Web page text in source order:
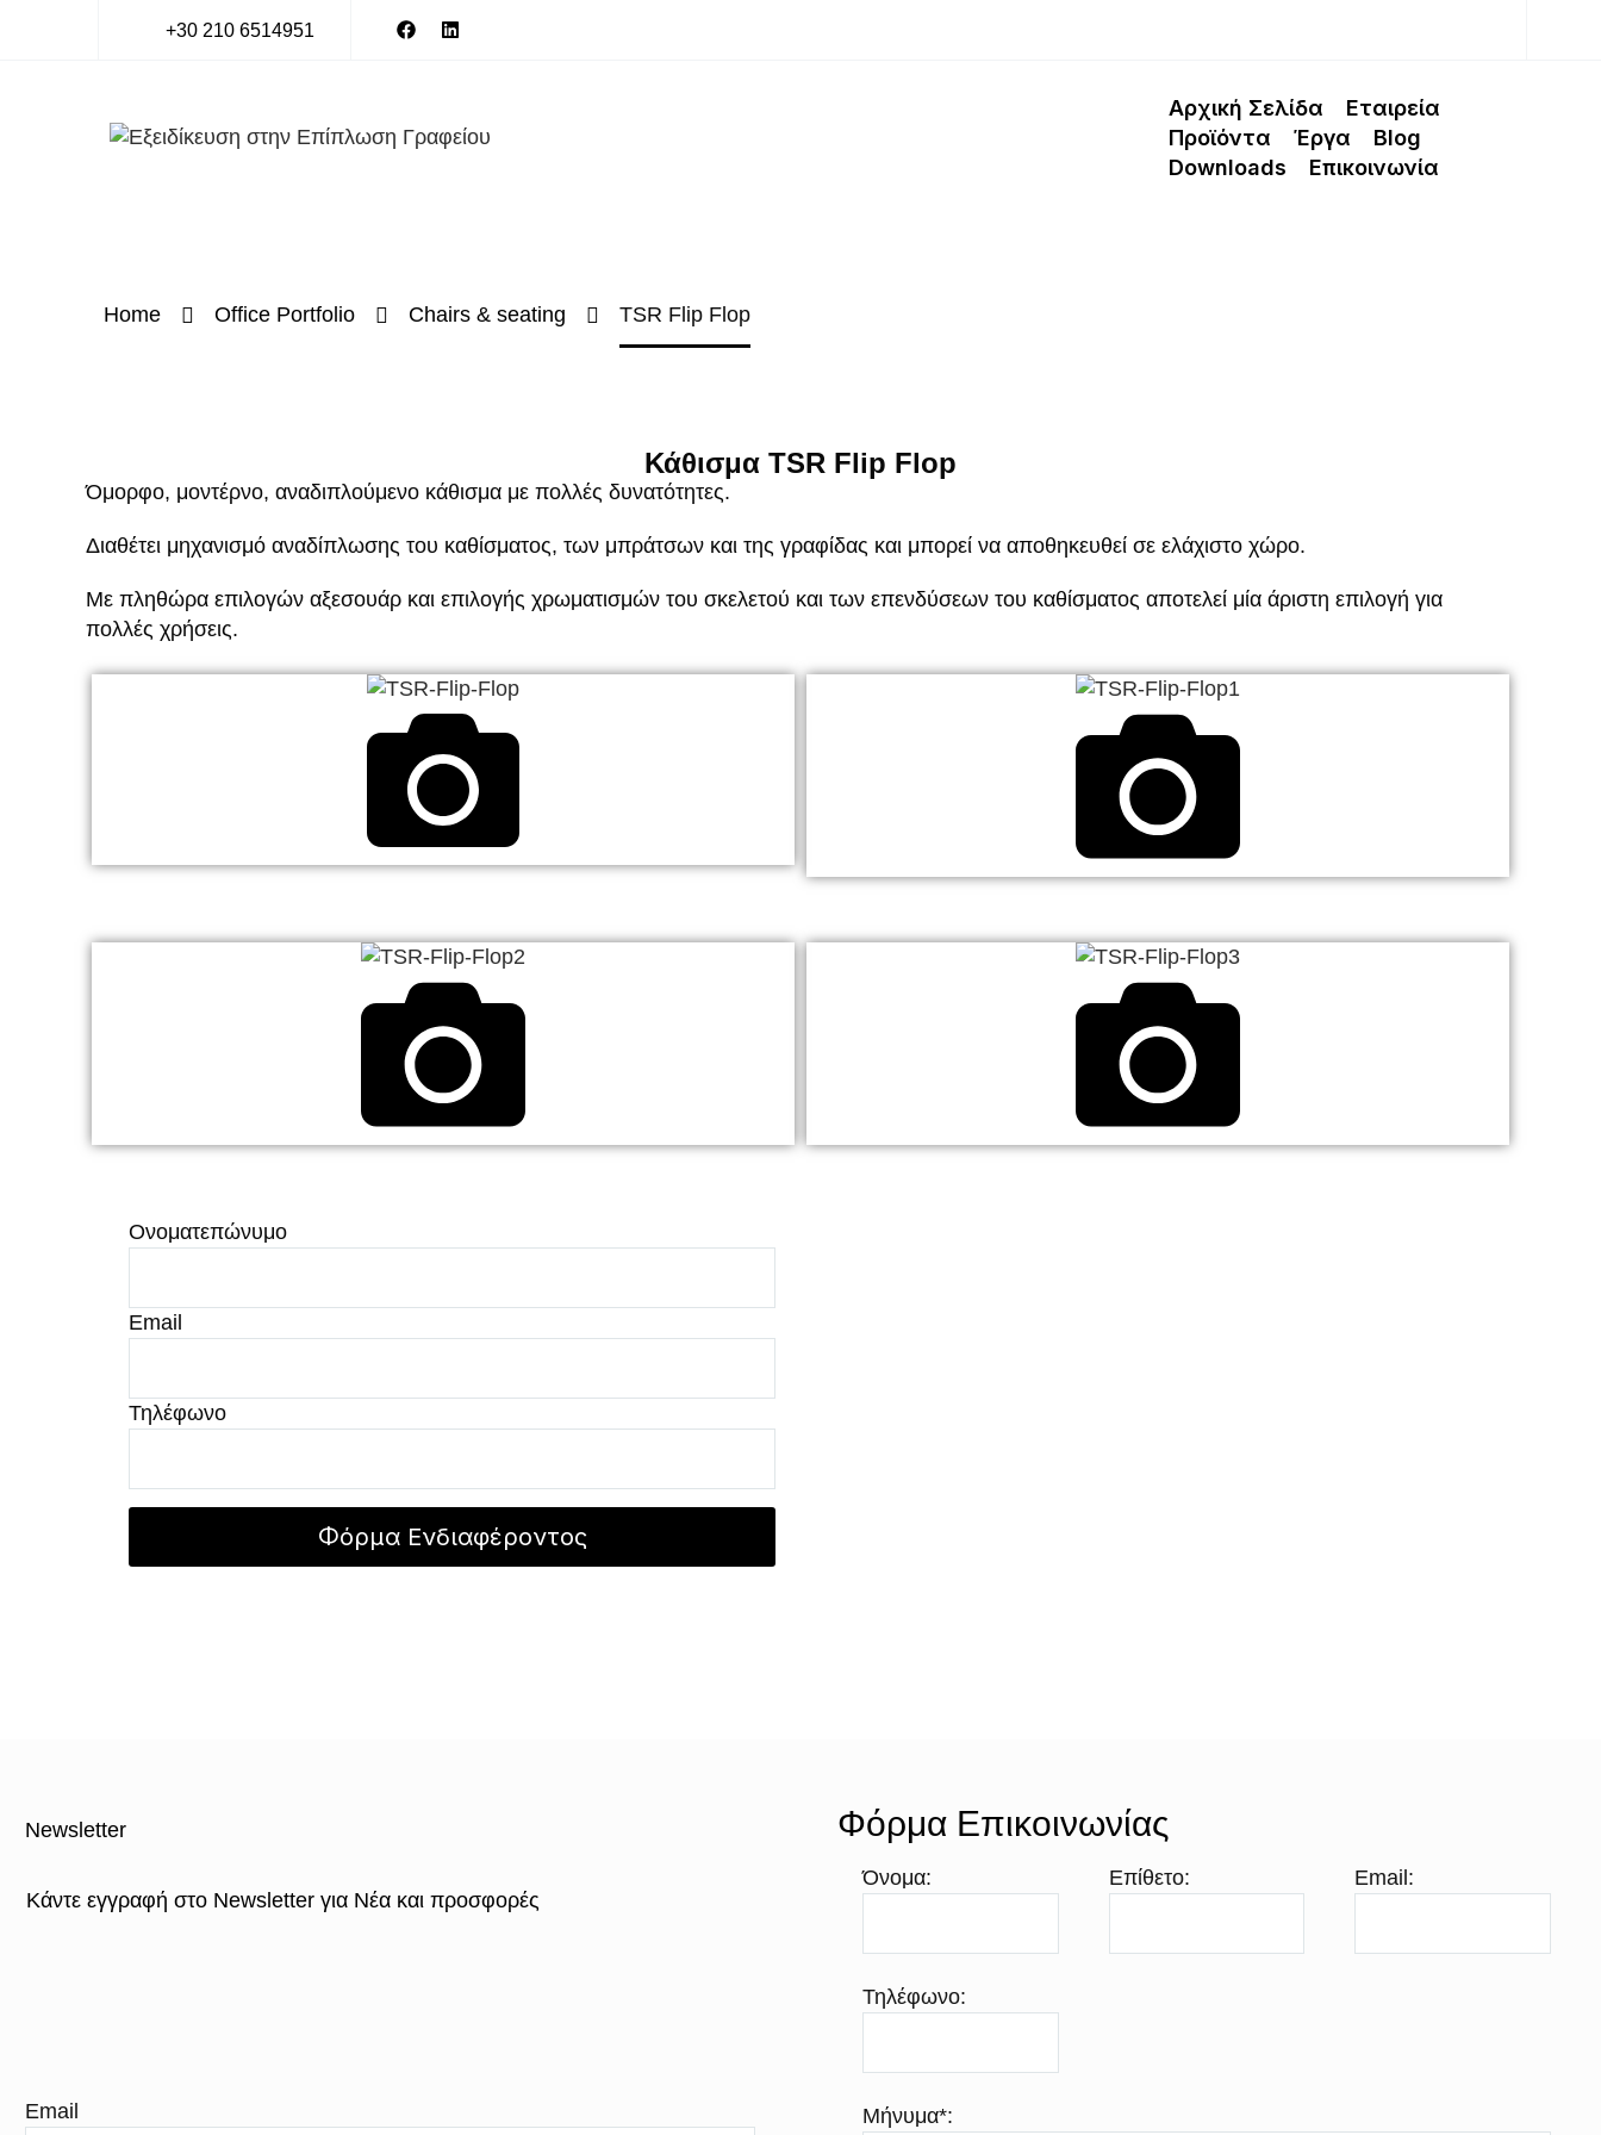
+30 210 6514951
Αρχική Σελίδα
Εταιρεία
Προϊόντα
Έργα
Blog
Downloads
Επικοινωνία
Home Office Portfolio Chairs & seating TSR Flip Flop
Κάθισμα TSR Flip Flop
Όμορφο, μοντέρνο, αναδιπλούμενο κάθισμα με πολλές δυνατότητες.
Διαθέτει μηχανισμό αναδίπλωσης του καθίσματος, των μπράτσων και της γραφίδας και μπορεί να αποθηκευθεί σε ελάχιστο χώρο.
Με πληθώρα επιλογών αξεσουάρ και επιλογής χρωματισμών του σκελετού και των επενδύσεων του καθίσματος αποτελεί μία άριστη επιλογή για
πολλές χρήσεις.
Ονοματεπώνυμο
Email
Τηλέφωνο
Newsletter
Κάντε εγγραφή στο Newsletter για Νέα και προσφορές
Email
Φόρμα Επικοινωνίας
Όνομα: Επίθετο: Email:
Τηλέφωνο:
Μήνυμα*: